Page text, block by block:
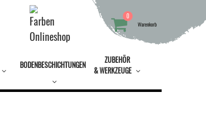
0
Warenkorb
BODENBESCHICHTUNGEN
ZUBEHÖR
& WERKZEUGE